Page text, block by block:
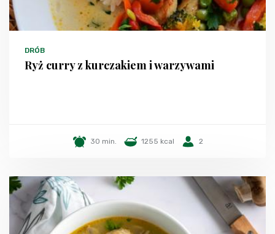
DRÓB
Ryż curry z kurczakiem i warzywami
30 min. 1255 kcal 2